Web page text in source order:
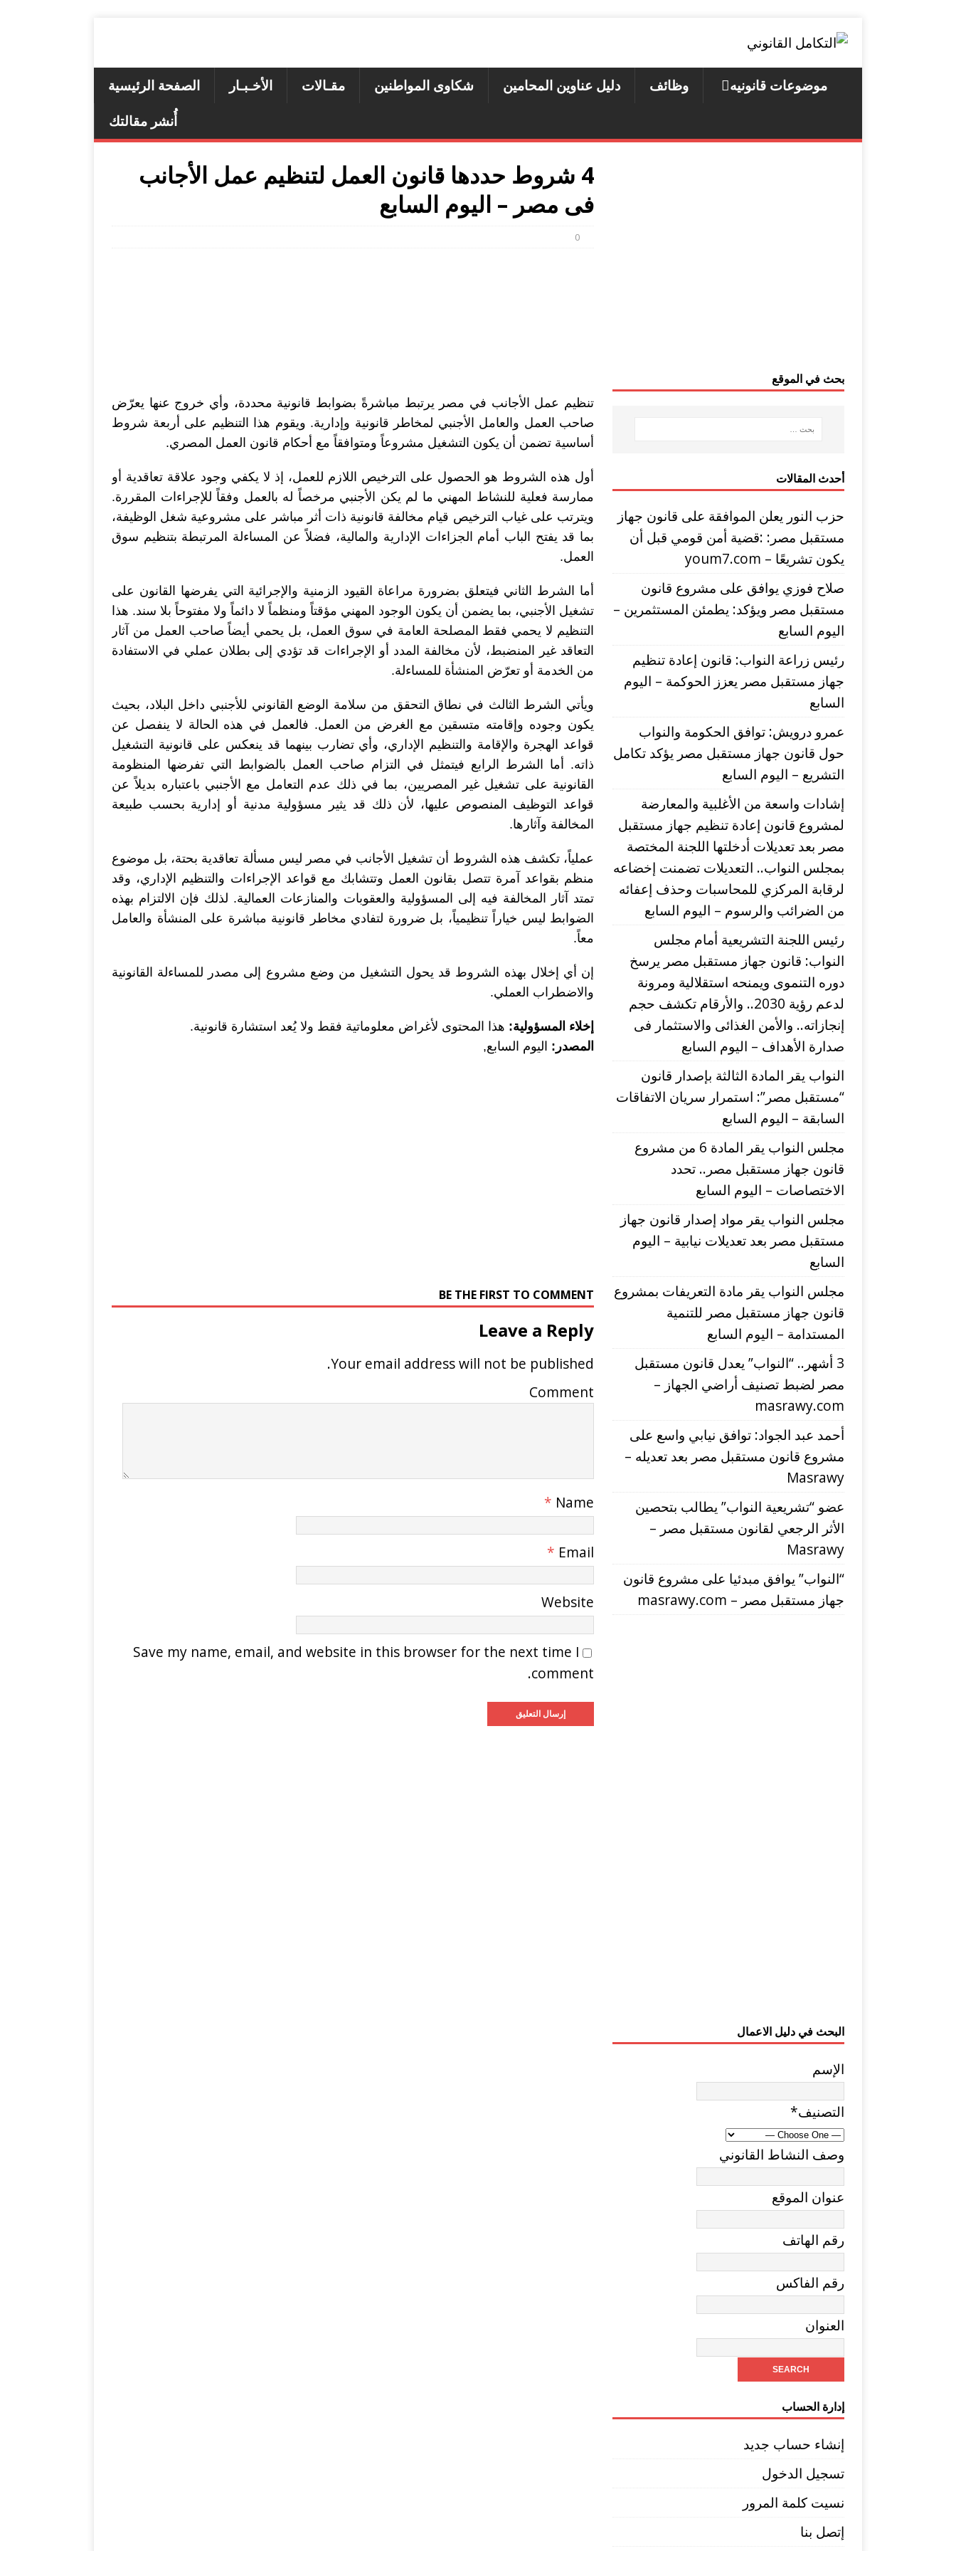
الصفحة الرئيسية الأخـبـار مقـالات شكاوى المواطنين دليل عناوين المحامين وظائف
موضوعات قانونيه
أُنشر مقالتك
4 شروط حددها قانون العمل لتنظيم عمل الأجانب
فى مصر – اليوم السابع
0
تنظيم عمل الأجانب في مصر يرتبط مباشرةً بضوابط قانونية محددة، وأي خروج عنها يعرّض
صاحب العمل والعامل الأجنبي لمخاطر قانونية وإدارية. ويقوم هذا التنظيم على أربعة شروط
أساسية تضمن أن يكون التشغيل مشروعاً ومتوافقاً مع أحكام قانون العمل المصري.
أول هذه الشروط هو الحصول على الترخيص اللازم للعمل، إذ لا يكفي وجود علاقة تعاقدية أو
ممارسة فعلية للنشاط المهني ما لم يكن الأجنبي مرخصاً له بالعمل وفقاً للإجراءات المقررة.
ويترتب على غياب الترخيص قيام مخالفة قانونية ذات أثر مباشر على مشروعية شغل الوظيفة،
بما قد يفتح الباب أمام الجزاءات الإدارية والمالية، فضلاً عن المساءلة المرتبطة بتنظيم سوق
العمل.
أما الشرط الثاني فيتعلق بضرورة مراعاة القيود الزمنية والإجرائية التي يفرضها القانون على
تشغيل الأجنبي، بما يضمن أن يكون الوجود المهني مؤقتاً ومنظماً لا دائماً ولا مفتوحاً بلا سند. هذا
التنظيم لا يحمي فقط المصلحة العامة في سوق العمل، بل يحمي أيضاً صاحب العمل من آثار
التعاقد غير المنضبط، لأن مخالفة المدد أو الإجراءات قد تؤدي إلى بطلان عملي في الاستفادة
من الخدمة أو تعرّض المنشأة للمساءلة.
ويأتي الشرط الثالث في نطاق التحقق من سلامة الوضع القانوني للأجنبي داخل البلاد، بحيث
يكون وجوده وإقامته متسقين مع الغرض من العمل. فالعمل في هذه الحالة لا ينفصل عن
قواعد الهجرة والإقامة والتنظيم الإداري، وأي تضارب بينهما قد ينعكس على قانونية التشغيل
ذاته. أما الشرط الرابع فيتمثل في التزام صاحب العمل بالضوابط التي تفرضها المنظومة
القانونية على تشغيل غير المصريين، بما في ذلك عدم التعامل مع الأجنبي باعتباره بديلاً عن
قواعد التوظيف المنصوص عليها، لأن ذلك قد يثير مسؤولية مدنية أو إدارية بحسب طبيعة
المخالفة وآثارها.
عملياً، تكشف هذه الشروط أن تشغيل الأجانب في مصر ليس مسألة تعاقدية بحتة، بل موضوع
منظم بقواعد آمرة تتصل بقانون العمل وتتشابك مع قواعد الإجراءات والتنظيم الإداري، وقد
تمتد آثار المخالفة فيه إلى المسؤولية والعقوبات والمنازعات العمالية. لذلك فإن الالتزام بهذه
الضوابط ليس خياراً تنظيمياً، بل ضرورة لتفادي مخاطر قانونية مباشرة على المنشأة والعامل
معاً.
إن أي إخلال بهذه الشروط قد يحول التشغيل من وضع مشروع إلى مصدر للمساءلة القانونية
والاضطراب العملي.
إخلاء المسؤولية: هذا المحتوى لأغراض معلوماتية فقط ولا يُعد استشارة قانونية.
المصدر: اليوم السابع,
BE THE FIRST TO COMMENT
Leave a Reply
Your email address will not be published.
Comment
Name
*
Email
*
Website
Save my name, email, and website in this browser for the next time I
comment.
بحث في الموقع
أحدث المقالات
حزب النور يعلن الموافقة على قانون جهاز
مستقبل مصر: :قضية أمن قومي قبل أن
يكون تشريعًا – youm7.com
صلاح فوزي يوافق على مشروع قانون
مستقبل مصر ويؤكد: يطمئن المستثمرين –
اليوم السابع
رئيس زراعة النواب: قانون إعادة تنظيم
جهاز مستقبل مصر يعزز الحوكمة – اليوم
السابع
عمرو درويش: توافق الحكومة والنواب
حول قانون جهاز مستقبل مصر يؤكد تكامل
التشريع – اليوم السابع
إشادات واسعة من الأغلبية والمعارضة
لمشروع قانون إعادة تنظيم جهاز مستقبل
مصر بعد تعديلات أدخلتها اللجنة المختصة
بمجلس النواب.. التعديلات تضمنت إخضاعه
لرقابة المركزي للمحاسبات وحذف إعفائه
من الضرائب والرسوم – اليوم السابع
رئيس اللجنة التشريعية أمام مجلس
النواب: قانون جهاز مستقبل مصر يرسخ
دوره التنموى ويمنحه استقلالية ومرونة
لدعم رؤية 2030.. والأرقام تكشف حجم
إنجازاته.. والأمن الغذائى والاستثمار فى
صدارة الأهداف – اليوم السابع
النواب يقر المادة الثالثة بإصدار قانون
“مستقبل مصر”: استمرار سريان الاتفاقات
السابقة – اليوم السابع
مجلس النواب يقر المادة 6 من مشروع
قانون جهاز مستقبل مصر.. تحدد
الاختصاصات – اليوم السابع
مجلس النواب يقر مواد إصدار قانون جهاز
مستقبل مصر بعد تعديلات نيابية – اليوم
السابع
مجلس النواب يقر مادة التعريفات بمشروع
قانون جهاز مستقبل مصر للتنمية
المستدامة – اليوم السابع
3 أشهر.. “النواب” يعدل قانون مستقبل
مصر لضبط تصنيف أراضي الجهاز –
masrawy.com
أحمد عبد الجواد: توافق نيابي واسع على
مشروع قانون مستقبل مصر بعد تعديله –
Masrawy
عضو “تشريعية النواب” يطالب بتحصين
الأثر الرجعي لقانون مستقبل مصر –
Masrawy
“النواب” يوافق مبدئيا على مشروع قانون
جهاز مستقبل مصر – masrawy.com
البحث في دليل الاعمال
الإسم
التصنيف*
وصف النشاط القانوني
عنوان الموقع
رقم الهاتف
رقم الفاكس
العنوان
إدارة الحساب
إنشاء حساب جديد
تسجيل الدخول
نسيت كلمة المرور
إتصل بنا